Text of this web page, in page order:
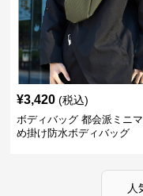
¥3,420 (税込)
ボディバッグ 都会派ミニ
め掛け防水ボディバッグ
人